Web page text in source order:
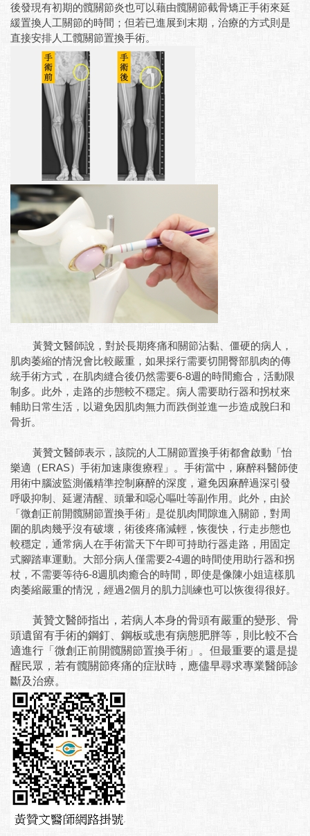
後發現有初期的髖關節炎也可以藉由髖關節截骨矯正手術來延
緩置換人工關節的時間；但若已進展到末期，治療的方式則是
直接安排人工髖關節置換手術。
黃贊文醫師說，對於長期疼痛和關節沾黏、僵硬的病人，
肌肉萎縮的情況會比較嚴重，如果採行需要切開臀部肌肉的傳
統手術方式，在肌肉縫合後仍然需要6-8週的時間癒合，活動限
制多。此外，走路的步態較不穩定。病人需要助行器和拐杖來
輔助日常生活，以避免因肌肉無力而跌倒並進一步造成脫臼和
骨折。
黃贊文醫師表示，該院的人工關節置換手術都會啟動「怡
樂適（ERAS）手術加速康復療程」。手術當中，麻醉科醫師使
用術中腦波監測儀精準控制麻醉的深度，避免因麻醉過深引發
呼吸抑制、延遲清醒、頭暈和噁心嘔吐等副作用。此外，由於
「微創正前開髖關節置換手術」是從肌肉間隙進入關節，對周
圍的肌肉幾乎沒有破壞，術後疼痛減輕，恢復快，行走步態也
較穩定，通常病人在手術當天下午即可持助行器走路，用固定
式腳踏車運動。大部分病人僅需要2-4週的時間使用助行器和拐
杖，不需要等待6-8週肌肉癒合的時間，即使是像陳小姐這樣肌
肉萎縮嚴重的情況，經過2個月的肌力訓練也可以恢復得很好。
黃贊文醫師指出，若病人本身的骨頭有嚴重的變形、骨
頭遺留有手術的鋼釘、鋼板或患有病態肥胖等，則比較不合
適進行「微創正前開髖關節置換手術」。但最重要的還是提
醒民眾，若有髖關節疼痛的症狀時，應儘早尋求專業醫師診
斷及治療。